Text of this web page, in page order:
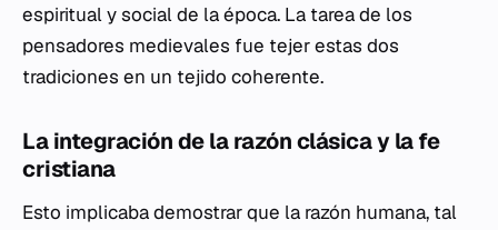
espiritual y social de la época. La tarea de los
pensadores medievales fue tejer estas dos
tradiciones en un tejido coherente.
La integración de la razón clásica y la fe
cristiana
Esto implicaba demostrar que la razón humana, tal